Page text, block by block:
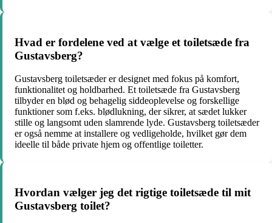
Hvad er fordelene ved at vælge et toiletsæde fra
Gustavsberg?
Gustavsberg toiletsæder er designet med fokus på komfort,
funktionalitet og holdbarhed. Et toiletsæde fra Gustavsberg
tilbyder en blød og behagelig siddeoplevelse og forskellige
funktioner som f.eks. blødlukning, der sikrer, at sædet lukker
stille og langsomt uden slamrende lyde. Gustavsberg toiletsæder
er også nemme at installere og vedligeholde, hvilket gør dem
ideelle til både private hjem og offentlige toiletter.
Hvordan vælger jeg det rigtige toiletsæde til mit
Gustavsberg toilet?